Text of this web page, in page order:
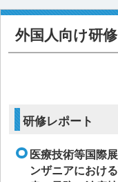
外国人向け研修
研修レポート
医療技術等国際
ンザニアにおけ